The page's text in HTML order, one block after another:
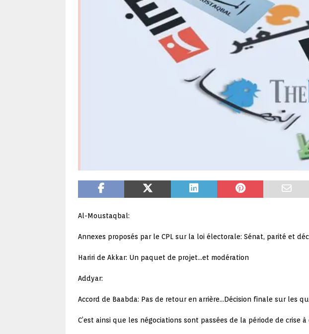
Al-Moustaqbal:
Annexes proposés par le CPL sur la loi électorale: Sénat, parité et
Hariri de Akkar: Un paquet de projet…et modération
Addyar:
Accord de Baabda: Pas de retour en arrière…Décision finale sur les
C’est ainsi que les négociations sont passées de la période de crise